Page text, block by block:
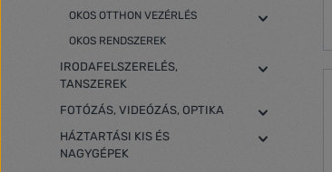
OKOS OTTHON VEZÉRLÉS
OKOS RENDSZEREK
IRODAFELSZERELÉS,
TANSZEREK
FOTÓZÁS, VIDEÓZÁS, OPTIKA
HÁZTARTÁSI KIS ÉS
NAGYGÉPEK